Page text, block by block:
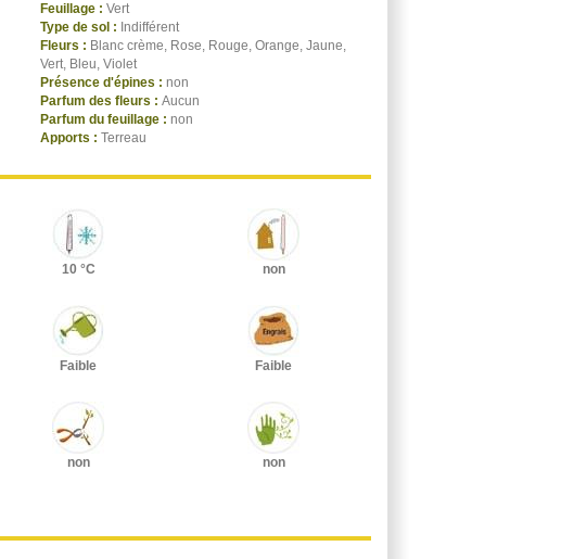
Feuillage : Vert
Type de sol : Indifférent
Fleurs : Blanc crème, Rose, Rouge, Orange, Jaune,
Vert, Bleu, Violet
Présence d'épines : non
Parfum des fleurs : Aucun
Parfum du feuillage : non
Apports : Terreau
10 °C non
Faible Faible
non non